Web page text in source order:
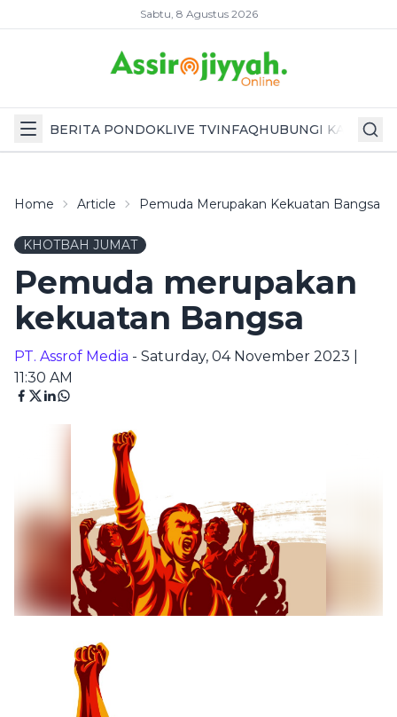
Sabtu, 8 Agustus 2026
BERITA PONDOKLIVE TVINFAQHUBUNGI KAMI
Home Article Pemuda Merupakan Kekuatan Bangsa
KHOTBAH JUMAT
Pemuda merupakan
kekuatan Bangsa
PT. Assrof Media - Saturday, 04 November 2023 |
11:30 AM